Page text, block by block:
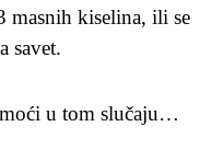
masnih kiselina, ili se
savet.
u tom slučaju…